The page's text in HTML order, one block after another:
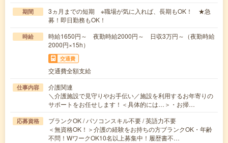
期間
3ヵ月までの短期 ※職場が気に入れば、長期もOK！ ★急
募！即日勤務もOK！
時給
時給1650円～ 夜勤時給2000円～ 日収3万円～（夜勤時給
2000円×15h）
交通費
交通費全額支給
仕事内容
介護関連
＼介護施設で見守りやお手伝い／施設を利用するお年寄りの
サポートをお任せします！＜具体的には…＞・お掃…
応募資格
ブランクOK / パソコンスキル不要 / 英語力不要
＜無資格OK！＞介護の経験をお持ちの方ブランクOK・年齢
不問！WワークOK10名以上募集中！履歴書不…